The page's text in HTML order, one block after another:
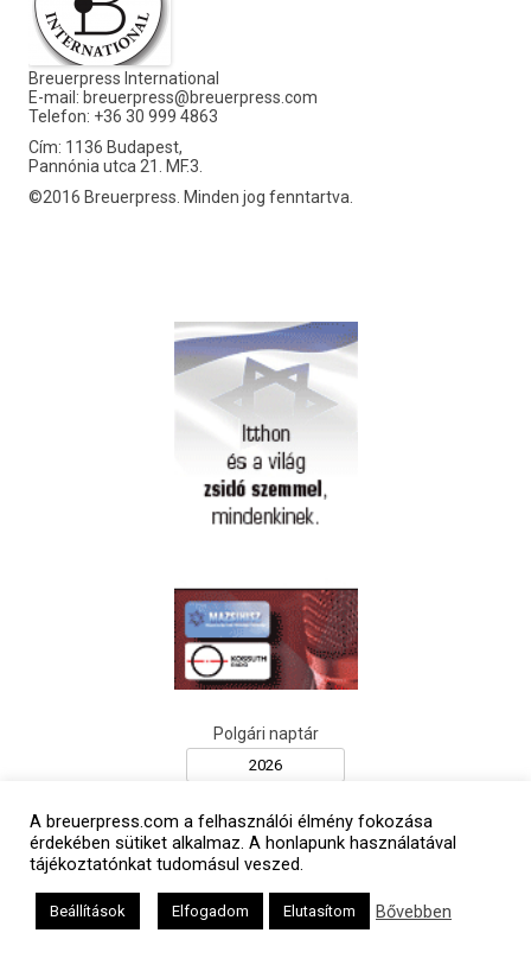
Breuerpress International
E-mail: breuerpress@breuerpress.com
Telefon: +36 30 999 4863
Cím: 1136 Budapest,
Pannónia utca 21. MF.3.
©2016 Breuerpress. Minden jog fenntartva.
Polgári naptár
Héber naptár
A breuerpress.com a felhasználói élmény fokozása
érdekében sütiket alkalmaz. A honlapunk használatával
tájékoztatónkat tudomásul veszed.
Beállítások Elfogadom Elutasítom Bővebben